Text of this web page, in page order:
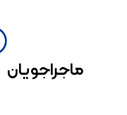
ماجراجویان